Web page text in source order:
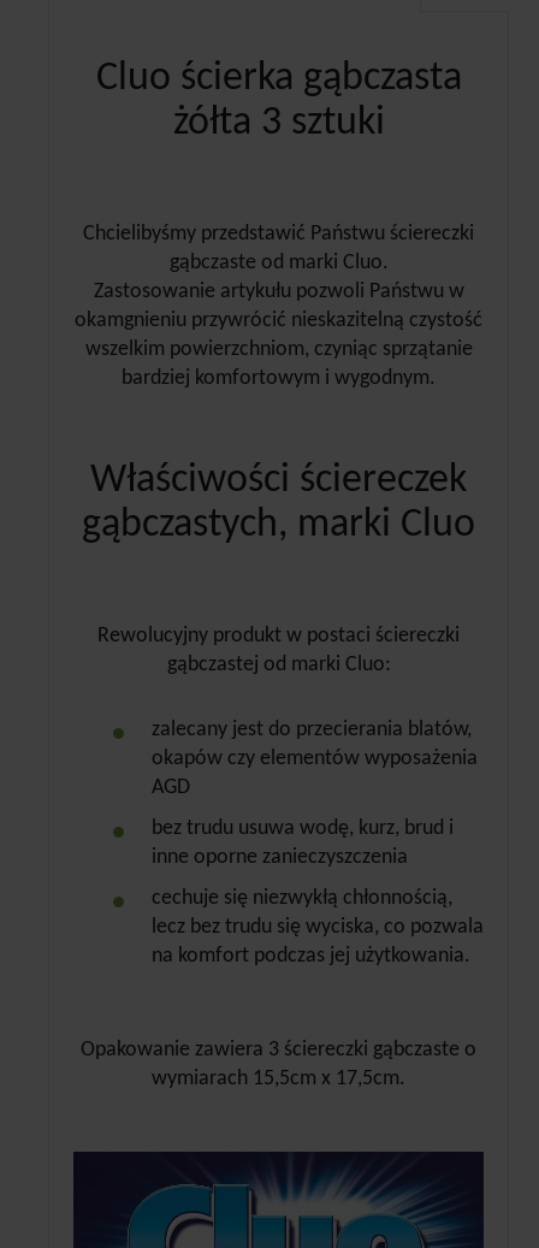
Cluo ścierka gąbczasta
żółta 3 sztuki
Chcielibyśmy przedstawić Państwu ściereczki
gąbczaste od marki Cluo.
Zastosowanie artykułu pozwoli Państwu w
okamgnieniu przywrócić nieskazitelną czystość
wszelkim powierzchniom, czyniąc sprzątanie
bardziej komfortowym i wygodnym.
Właściwości ściereczek
gąbczastych, marki Cluo
Rewolucyjny produkt w postaci ściereczki
gąbczastej od marki Cluo:
zalecany jest do przecierania blatów,
okapów czy elementów wyposażenia
AGD
bez trudu usuwa wodę, kurz, brud i
inne oporne zanieczyszczenia
cechuje się niezwykłą chłonnością,
lecz bez trudu się wyciska, co pozwala
na komfort podczas jej użytkowania.
Opakowanie zawiera 3 ściereczki gąbczaste o
wymiarach 15,5cm x 17,5cm.